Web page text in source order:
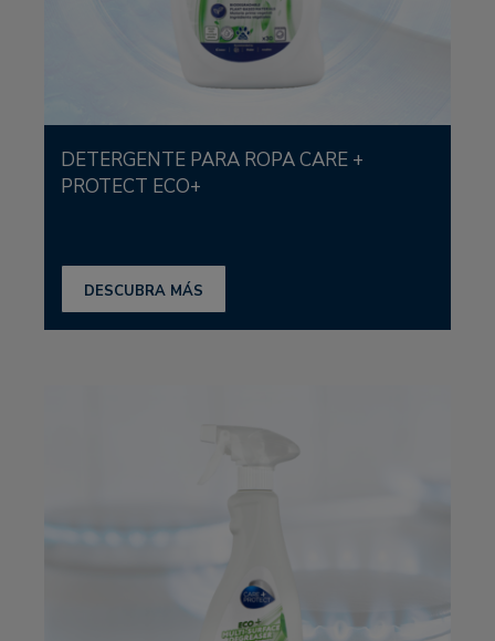
DETERGENTE PARA ROPA CARE +
PROTECT ECO+
DESCUBRA MÁS